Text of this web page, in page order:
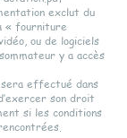
exclut du
« fourniture
ou de logiciels
y a accès
effectué dans
son droit
si les conditions